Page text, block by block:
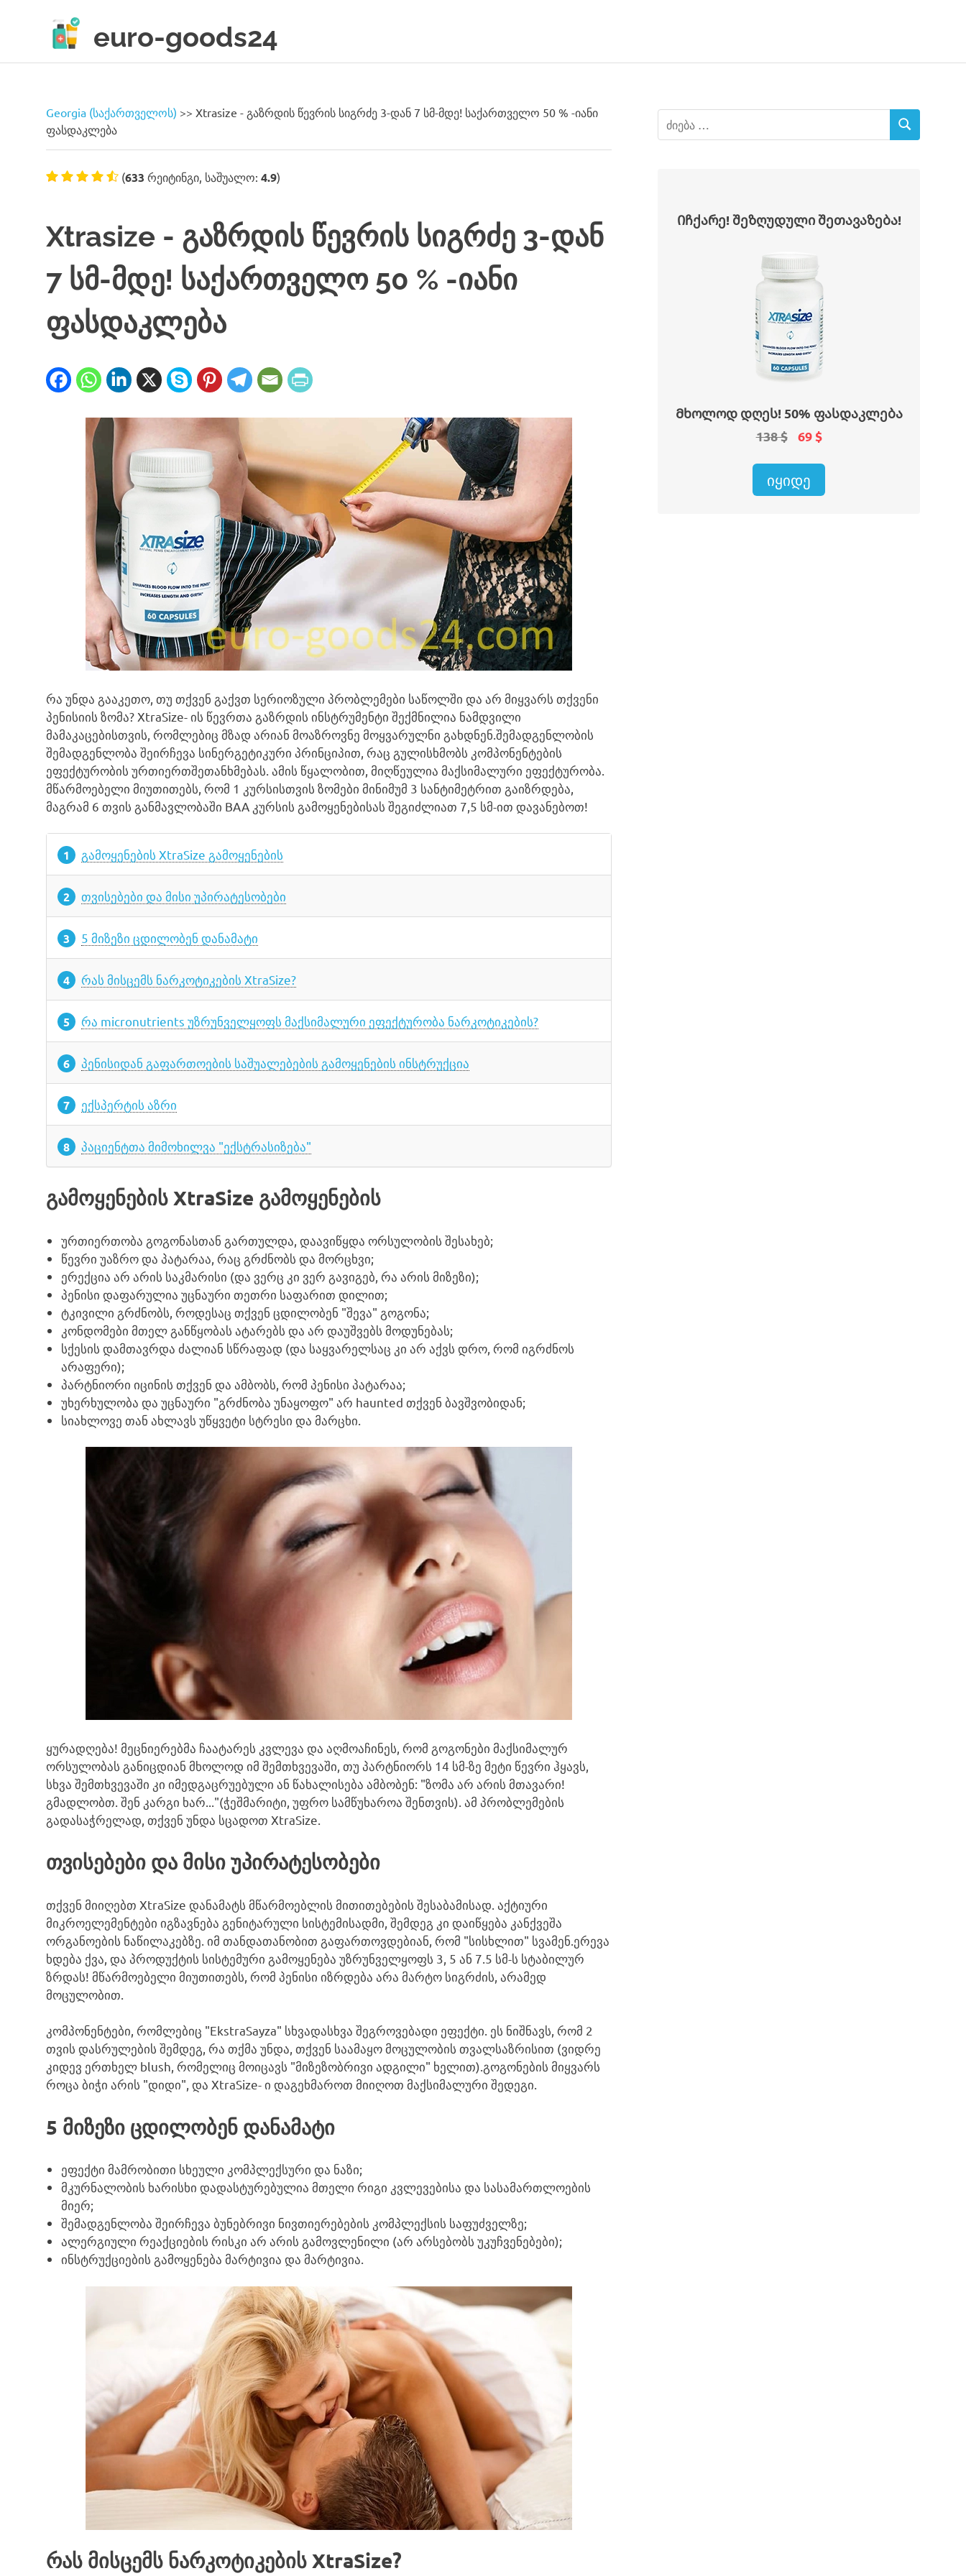
euro-goods24
Georgia (საქართველოს) >> Xtrasize - გაზრდის წევრის სიგრძე 3-დან 7 სმ-მდე! საქართველო 50 % -იანი
ფასდაკლება
(633 რეიტინგი, საშუალო: 4.9)
Xtrasize - გაზრდის წევრის სიგრძე 3-დან
7 სმ-მდე! საქართველო 50 % -იანი
ფასდაკლება
რა უნდა გააკეთო, თუ თქვენ გაქვთ სერიოზული პრობლემები საწოლში და არ მიყვარს თქვენი
პენისიის ზომა? XtraSize- ის წევრთა გაზრდის ინსტრუმენტი შექმნილია ნამდვილი
მამაკაცებისთვის, რომლებიც მზად არიან მოაზროვნე მოყვარულნი გახდნენ.შემადგენლობის
შემადგენლობა შეირჩევა სინერგეტიკური პრინციპით, რაც გულისხმობს კომპონენტების
ეფექტურობის ურთიერთშეთანხმებას. ამის წყალობით, მიღწეულია მაქსიმალური ეფექტურობა.
მწარმოებელი მიუთითებს, რომ 1 კურსისთვის ზომები მინიმუმ 3 სანტიმეტრით გაიზრდება,
მაგრამ 6 თვის განმავლობაში BAA კურსის გამოყენებისას შეგიძლიათ 7,5 სმ-ით დავანებოთ!
გამოყენების XtraSize გამოყენების
თვისებები და მისი უპირატესობები
5 მიზეზი ცდილობენ დანამატი
რას მისცემს ნარკოტიკების XtraSize?
რა micronutrients უზრუნველყოფს მაქსიმალური ეფექტურობა ნარკოტიკების?
პენისიდან გაფართოების საშუალებების გამოყენების ინსტრუქცია
ექსპერტის აზრი
პაციენტთა მიმოხილვა "ექსტრასიზება"
გამოყენების XtraSize გამოყენების
ურთიერთობა გოგონასთან გართულდა, დაავიწყდა ორსულობის შესახებ;
წევრი უაზრო და პატარაა, რაც გრძნობს და მორცხვი;
ერექცია არ არის საკმარისი (და ვერც კი ვერ გავიგებ, რა არის მიზეზი);
პენისი დაფარულია უცნაური თეთრი საფარით დილით;
ტკივილი გრძნობს, როდესაც თქვენ ცდილობენ "შევა" გოგონა;
კონდომები მთელ განწყობას ატარებს და არ დაუშვებს მოდუნებას;
სქესის დამთავრდა ძალიან სწრაფად (და საყვარელსაც კი არ აქვს დრო, რომ იგრძნოს
არაფერი);
პარტნიორი იცინის თქვენ და ამბობს, რომ პენისი პატარაა;
უხერხულობა და უცნაური "გრძნობა უნაყოფო" არ haunted თქვენ ბავშვობიდან;
სიახლოვე თან ახლავს უწყვეტი სტრესი და მარცხი.
ყურადღება! მეცნიერებმა ჩაატარეს კვლევა და აღმოაჩინეს, რომ გოგონები მაქსიმალურ
ორსულობას განიცდიან მხოლოდ იმ შემთხვევაში, თუ პარტნიორს 14 სმ-ზე მეტი წევრი ჰყავს,
სხვა შემთხვევაში კი იმედგაცრუებული ან წახალისება ამბობენ: "ზომა არ არის მთავარი!
გმადლობთ. შენ კარგი ხარ..."(ჭეშმარიტი, უფრო სამწუხაროა შენთვის). ამ პრობლემების
გადასაჭრელად, თქვენ უნდა სცადოთ XtraSize.
თვისებები და მისი უპირატესობები
თქვენ მიიღებთ XtraSize დანამატს მწარმოებლის მითითებების შესაბამისად. აქტიური
მიკროელემენტები იგზავნება გენიტარული სისტემისადმი, შემდეგ კი დაიწყება კანქვეშა
ორგანოების ნაწილაკებზე. იმ თანდათანობით გაფართოვდებიან, რომ "სისხლით" სვამენ.ერევა
ხდება ქვა, და პროდუქტის სისტემური გამოყენება უზრუნველყოფს 3, 5 ან 7.5 სმ-ს სტაბილურ
ზრდას! მწარმოებელი მიუთითებს, რომ პენისი იზრდება არა მარტო სიგრძის, არამედ
მოცულობით.
კომპონენტები, რომლებიც "EkstraSayza" სხვადასხვა შეგროვებადი ეფექტი. ეს ნიშნავს, რომ 2
თვის დასრულების შემდეგ, რა თქმა უნდა, თქვენ საამაყო მოცულობის თვალსაზრისით (ვიდრე
კიდევ ერთხელ blush, რომელიც მოიცავს "მიზეზობრივი ადგილი" ხელით).გოგონების მიყვარს
როცა ბიჭი არის "დიდი", და XtraSize- ი დაგეხმაროთ მიიღოთ მაქსიმალური შედეგი.
5 მიზეზი ცდილობენ დანამატი
ეფექტი მამრობითი სხეული კომპლექსური და ნაზი;
მკურნალობის ხარისხი დადასტურებულია მთელი რიგი კვლევებისა და სასამართლოების
მიერ;
შემადგენლობა შეირჩევა ბუნებრივი ნივთიერებების კომპლექსის საფუძველზე;
ალერგიული რეაქციების რისკი არ არის გამოვლენილი (არ არსებობს უკუჩვენებები);
ინსტრუქციების გამოყენება მარტივია და მარტივია.
რას მისცემს ნარკოტიკების XtraSize?
Იჩქარე! შეზღუდული შეთავაზება!
Მხოლოდ დღეს! 50% ფასდაკლება
138 $
69 $
ᲘᲧᲘᲓᲔ